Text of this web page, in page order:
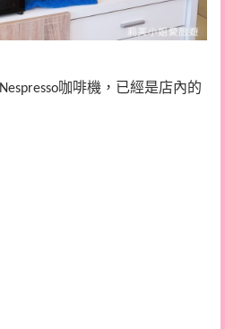
Nespresso咖啡機，已經是店內的